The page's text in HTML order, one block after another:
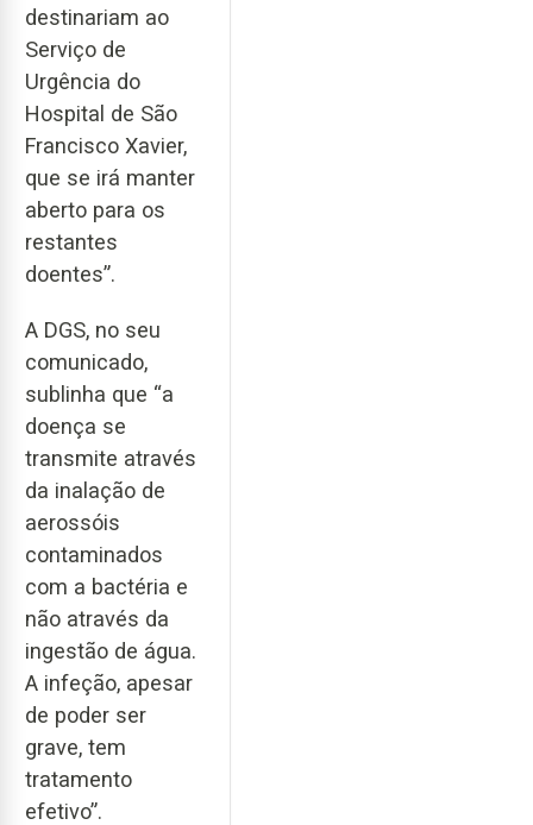
destinariam ao
Serviço de
Urgência do
Hospital de São
Francisco Xavier,
que se irá manter
aberto para os
restantes
doentes”.
A DGS, no seu
comunicado,
sublinha que “a
doença se
transmite através
da inalação de
aerossóis
contaminados
com a bactéria e
não através da
ingestão de água.
A infeção, apesar
de poder ser
grave, tem
tratamento
efetivo”.